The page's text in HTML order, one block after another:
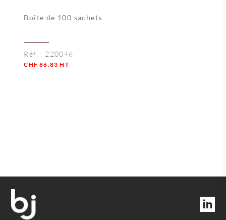
Boîte de 100 sachets
Réf. : 220046
CHF 86.83 HT